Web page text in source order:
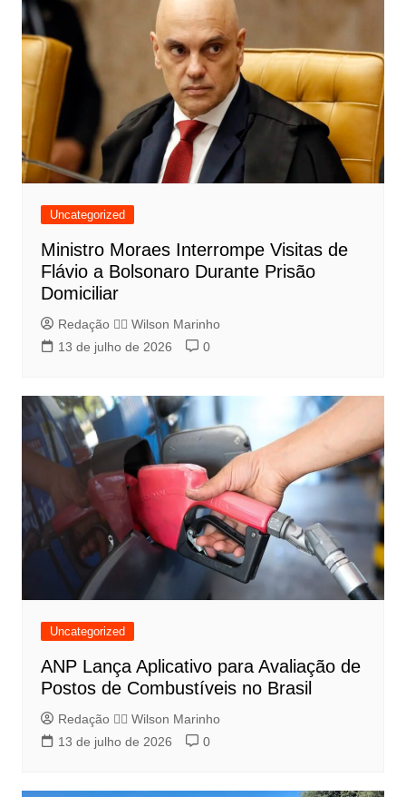
Uncategorized
Ministro Moraes Interrompe Visitas de
Flávio a Bolsonaro Durante Prisão
Domiciliar
Redação 👨‍⚖️​ Wilson Marinho
13 de julho de 2026
0
Uncategorized
ANP Lança Aplicativo para Avaliação de
Postos de Combustíveis no Brasil
Redação 👨‍⚖️​ Wilson Marinho
13 de julho de 2026
0